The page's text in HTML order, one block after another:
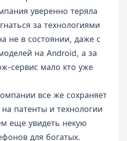
уверенно теряла
за технологиями
не в состоянии, даже с
на Android, а за
сервис мало кто уже
все же сохраняет
патенты и технологии
еще увидеть некую
для богатых.